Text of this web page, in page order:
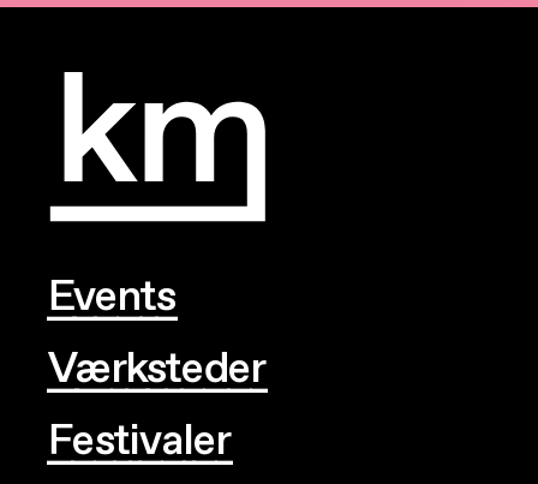
Events
Værksteder
Festivaler